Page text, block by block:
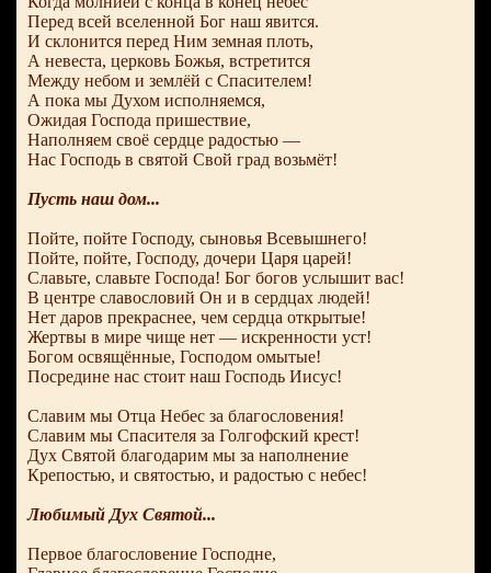
Перед всей вселенной Бог наш явится.
И склонится перед Ним земная плоть,
А невеста, церковь Божья, встретится
Между небом и землёй с Спасителем!
А пока мы Духом исполняемся,
Ожидая Господа пришествие,
Наполняем своё сердце радостью —
Нас Господь в святой Свой град возьмёт!
Пусть наш дом...
Пойте, пойте Господу, сыновья Всевышнего!
Пойте, пойте, Господу, дочери Царя царей!
Славьте, славьте Господа! Бог богов услышит вас!
В центре славословий Он и в сердцах людей!
Нет даров прекраснее, чем сердца открытые!
Жертвы в мире чище нет — искренности уст!
Богом освящённые, Господом омытые!
Посредине нас стоит наш Господь Иисус!
Славим мы Отца Небес за благословения!
Славим мы Спасителя за Голгофский крест!
Дух Святой благодарим мы за наполнение
Крепостью, и святостью, и радостью с небес!
Любимый Дух Святой...
Первое благословение Господне,